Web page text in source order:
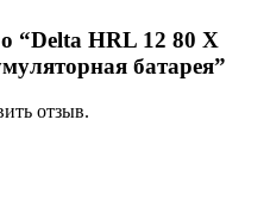
“Delta HRL 12 80 X
батарея”
отзыв.